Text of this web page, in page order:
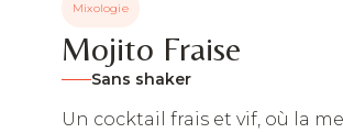
Mixologie
Mojito Fraise
Sans shaker
Un cocktail frais et vif, où la